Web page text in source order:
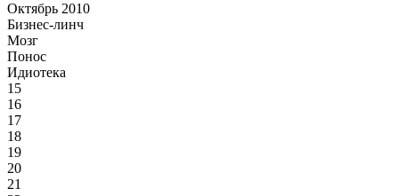
Октябрь 2010
Бизнес-линч
Мозг
Понос
Идиотека
15
16
17
18
19
20
21